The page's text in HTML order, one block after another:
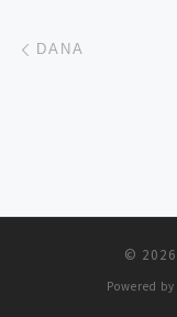
文章导航
DANA
© 2026
Powered by